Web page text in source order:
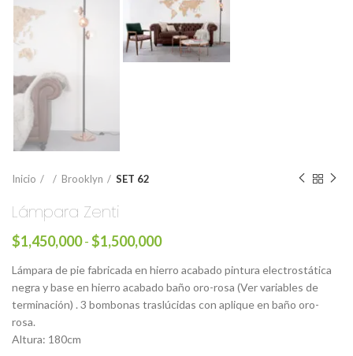
Inicio Brooklyn SET 62
Lámpara Zenti
$1,450,000-$1,500,000
Lámpara de pie fabricada en hierro acabado pintura electrostática
negra y base en hierro acabado baño oro-rosa (Ver variables de
terminación) . 3 bombonas traslúcidas con aplique en baño oro-
rosa.
Altura: 180cm